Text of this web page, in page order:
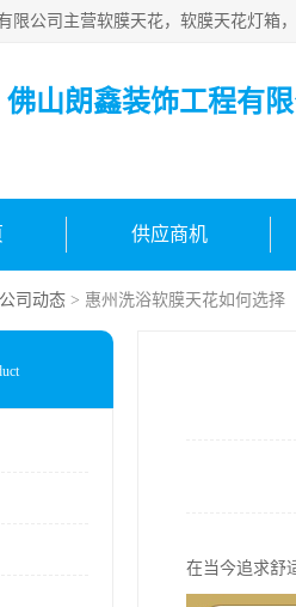
佛山朗鑫装饰工程有
供应商机
公司动态 > 惠州洗浴软膜天花如何选择
在当今追求舒